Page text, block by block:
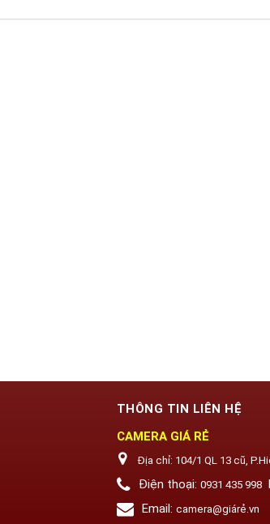
THÔNG TIN LIÊN HỆ
CAMERA GIÁ RẺ
Địa chỉ: 104/1 QL 13 cũ,
Điện thoại: 0931 435 998
Email: camera@giárẻ.vn